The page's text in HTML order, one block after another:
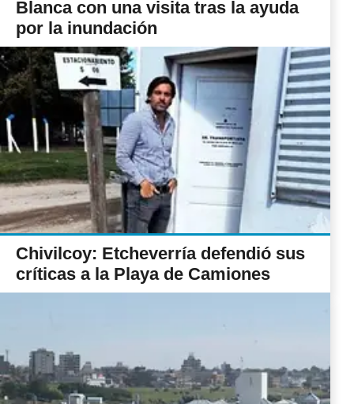
Blanca con una visita tras la ayuda
por la inundación
Chivilcoy: Etcheverría defendió sus
críticas a la Playa de Camiones